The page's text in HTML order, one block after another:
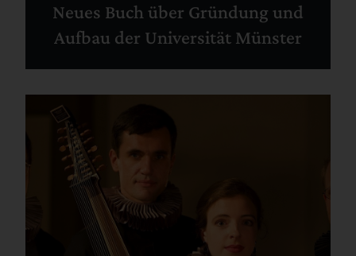
Neues Buch über Gründung und
Aufbau der Universität Münster